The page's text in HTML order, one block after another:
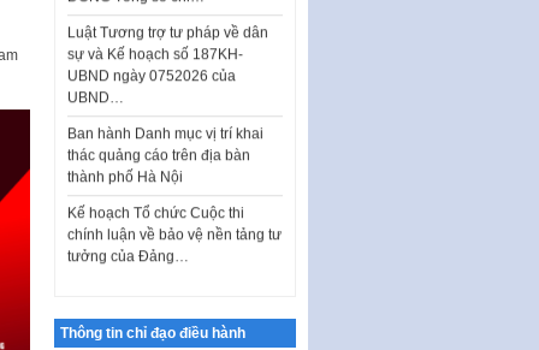
sự và Kế hoạch số 187KH-
UBND ngày 0752026 của
UBND…
Ban hành Danh mục vị trí khai
thác quảng cáo trên địa bàn
thành phố Hà Nội
Kế hoạch Tổ chức Cuộc thi
chính luận về bảo vệ nền tảng tư
tưởng của Đảng…
Công bố công khai dự toán kinh
Quy định về nghiên cứu, ứng
Thông tin chỉ đạo điều hành